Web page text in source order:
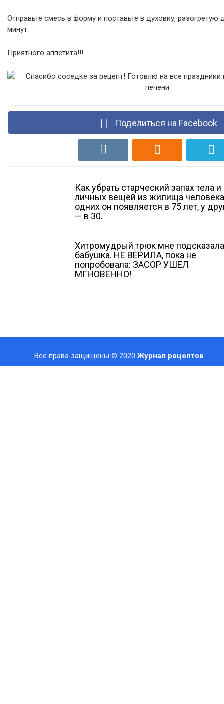
Отправьте смесь в форму и поставьте в духовку, разогретую
минут.
Приятного аппетита!!!
Поделиться на Facebook
Как убрать старческий запах тела и
личных вещей из жилища
одних он появляется в 75 лет, у
— в 30.
Хитромудрый трюк мне подсказала
бабушка. НЕ ВЕРИЛА, пока не
попробовала: ЗАСОР УШЕЛ
МГНОВЕННО!
Все права защищены © 2020Журнал рецептов